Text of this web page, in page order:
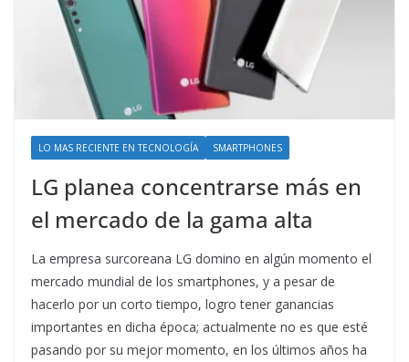
LO MAS RECIENTE EN TECNOLOGÍA SMARTPHONES
LG planea concentrarse más en
el mercado de la gama alta
La empresa surcoreana LG domino en algún momento el
mercado mundial de los smartphones, y a pesar de
hacerlo por un corto tiempo, logro tener ganancias
importantes en dicha época; actualmente no es que esté
pasando por su mejor momento, en los últimos años ha